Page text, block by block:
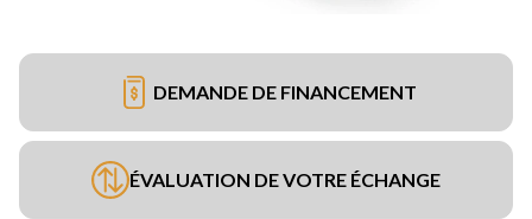
DEMANDE DE FINANCEMENT
ÉVALUATION DE VOTRE ÉCHANGE